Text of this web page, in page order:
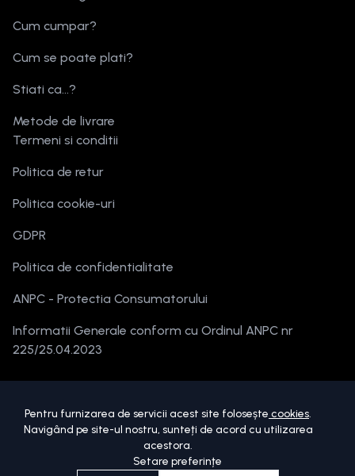
Cum cumpar?
Cum se poate plati?
Stiati ca...?
Metode de livrare
Termeni si conditii
Politica de retur
Politica cookie-uri
GDPR
Politica de confidentialitate
ANPC - Protectia Consumatorului
Informatii Generale conform cu Ordinul ANPC nr
225/25.04.2023
beautymania.ro.
Pentru furnizarea de servicii acest site folosește cookies.
Navigând pe site-ul nostru, sunteți de acord cu utilizarea
acestora.
Setare preferințe